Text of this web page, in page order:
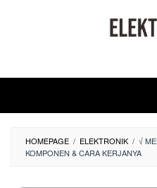
HOMEPAGE / ELEKTRONIK / √
KOMPONEN & CARA KERJANYA